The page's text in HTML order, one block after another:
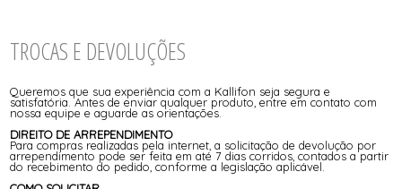
TROCAS E DEVOLUÇÕES
Queremos que sua experiência com a Kallifon seja segura e
satisfatória. Antes de enviar qualquer produto, entre em contato com
nossa equipe e aguarde as orientações.
DIREITO DE ARREPENDIMENTO
Para compras realizadas pela internet, a solicitação de devolução por
arrependimento pode ser feita em até 7 dias corridos, contados a partir
do recebimento do pedido, conforme a legislação aplicável.